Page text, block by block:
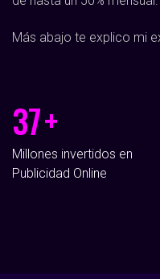
Más abajo te explico mi
37+
Millones invertidos en
Publicidad Online